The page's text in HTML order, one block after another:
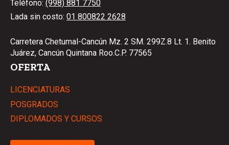
Teléfono: (998) 881 7750
Lada sin costo: 01 800822 2628
Carretera Chetumal-Cancún Mz. 2 SM. 299Z.8 Lt. 1. Benito
Juárez, Cancún Quintana Roo.C.P. 77565
OFERTA
LICENCIATURAS
POSGRADOS
DIPLOMADOS Y CURSOS